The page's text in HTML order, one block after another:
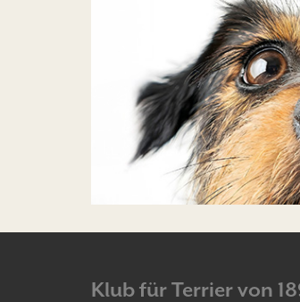
Klub für Terrier von